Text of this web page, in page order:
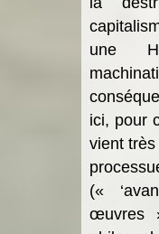
une
ici, pour
vient
(«
œuvres